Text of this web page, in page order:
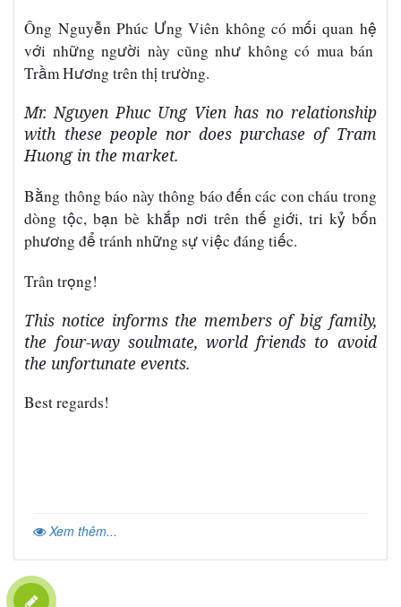
Ông Nguyễn Phúc Ưng Viên không có mối quan hệ
với những người này cũng như không có mua bán
Trầm Hương trên thị trường.
Mr. Nguyen Phuc Ung Vien has no relationship
with these people nor does purchase of Tram
Huong in the market.
Bằng thông báo này thông báo đến các con cháu trong
dòng tộc, bạn bè khắp nơi trên thế giới, tri kỷbốn
phươngđể tránh những sựviệcđáng tiếc.
Trân trọng!
This notice informs the members of big family,
the four-way soulmate, world friends to avoid
the unfortunate events.
Best regards!
Xem thêm...